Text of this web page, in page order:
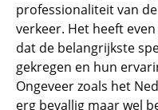
professionaliteit van
verkeer. Het heeft
dat de belangrijkste
gekregen en hun
Ongeveer zoals het
erg bevallig maar wel